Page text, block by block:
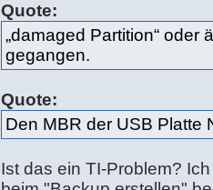
Quote:
„damaged Partition“ oder
gegangen.
Quote:
Den MBR der USB Platte
Ist das ein TI-Problem?